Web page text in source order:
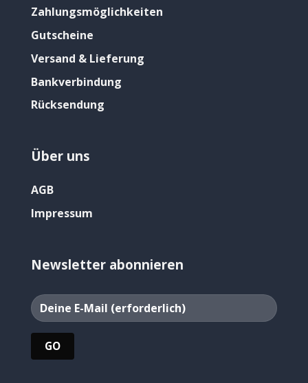
Zahlungsmöglichkeiten
Gutscheine
Versand & Lieferung
Bankverbindung
Rücksendung
Über uns
AGB
Impressum
Newsletter abonnieren